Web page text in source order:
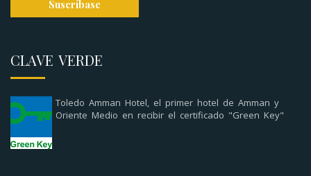
CLAVE VERDE
Toledo Amman Hotel, el primer hotel de Amman y
Oriente Medio en recibir el certificado "Green Key"